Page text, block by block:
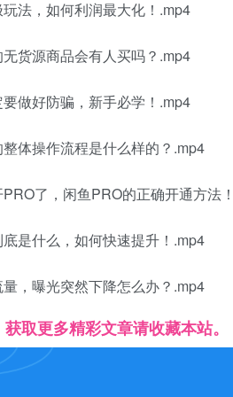
法，如何利润最大化！.mp4
货源商品会有人买吗？.mp4
做好防骗，新手必学！.mp4
体操作流程是什么样的？.mp4
了，闲鱼PRO的正确开通方法
是什么，如何快速提升！.mp4
，曝光突然下降怎么办？.mp4
取更多精彩文章请收藏本站。